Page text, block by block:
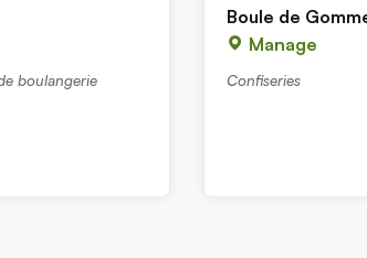
boulangerie
Boule de
Manage
Confiseries